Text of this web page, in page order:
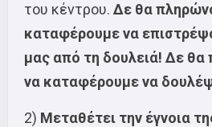
του κέντρου. Δε θα
καταφέρουμε να
μας από τη δουλειά! Δε θα
να καταφέρουμε να
2) Μεταθέτει την έγνοια